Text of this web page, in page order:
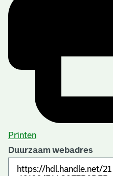
Printen
Duurzaam webadres